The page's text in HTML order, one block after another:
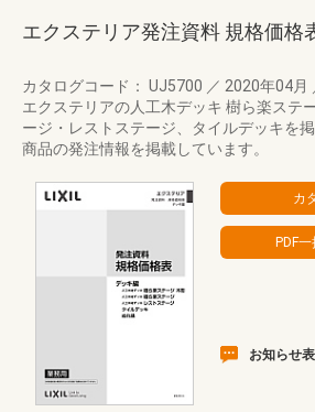
エクステリア発注資料 規格価格
カタログコード： UJ5700 ／ 2020年04月
エクステリアの人工木デッキ 樹ら楽ステ
ージ・レストステージ、タイルデッキを
商品の発注情報を掲載しています。
お知らせ